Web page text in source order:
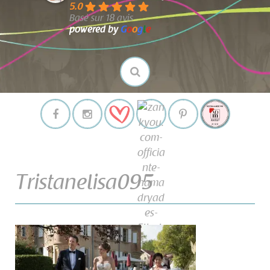
5.0
Basé sur 18 avis
powered byGoogle
Tristanelisa095